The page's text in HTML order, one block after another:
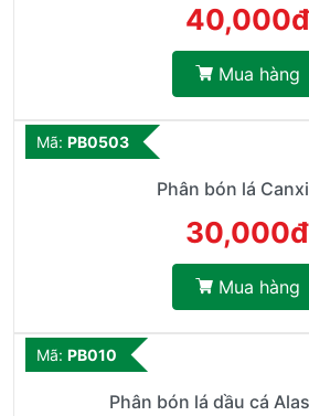
40,000đ
Mua hàng
Mã: PB0503
Phân bón lá
30,000đ
Mua hàng
Mã: PB010
Phân bón lá dầu cá